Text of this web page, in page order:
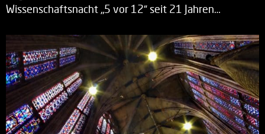
Wissenschaftsnacht „5 vor 12“ seit 21 Jahren…